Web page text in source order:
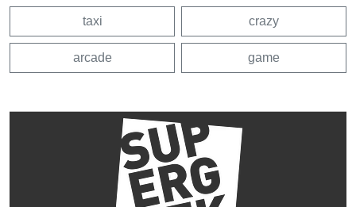
taxi crazy
arcade game